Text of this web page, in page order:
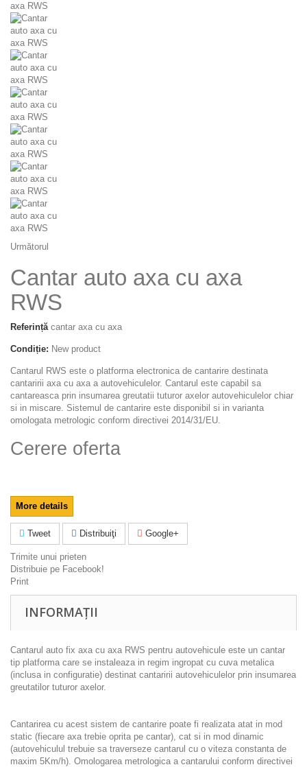
Următorul
Cantar auto axa cu axa
RWS
Referință cantar axa cu axa
Condiție: New product
Cantarul RWS este o platforma electronica de cantarire destinata
cantaririi axa cu axa a autovehiculelor. Cantarul este capabil sa
cantareasca prin insumarea greutatii tuturor axelor autovehiculelor chiar
si in miscare. Sistemul de cantarire este disponibil si in varianta
omologata metrologic conform directivei 2014/31/EU.
Cerere oferta
More details
Tweet Distribuiţi Google+
Trimite unui prieten
Distribuie pe Facebook!
Print
INFORMAȚII
Cantarul auto fix axa cu axa RWS pentru autovehicule este un cantar
tip platforma care se instaleaza in regim ingropat cu cuva metalica
(inclusa in configuratie) destinat cantaririi autovehiculelor prin insumarea
greutatilor tuturor axelor.
Cantarirea cu acest sistem de cantarire poate fi realizata atat in mod
static (fiecare axa trebie oprita pe cantar), cat si in mod dinamic
(autovehiculul trebuie sa traverseze cantarul cu o viteza constanta de
maxim 5Km/h). Omologarea metrologica a cantarului conform directivei